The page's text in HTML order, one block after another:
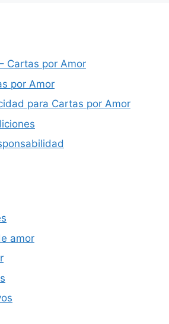
Cartas por Amor
por Amor
para Cartas por Amor
amor